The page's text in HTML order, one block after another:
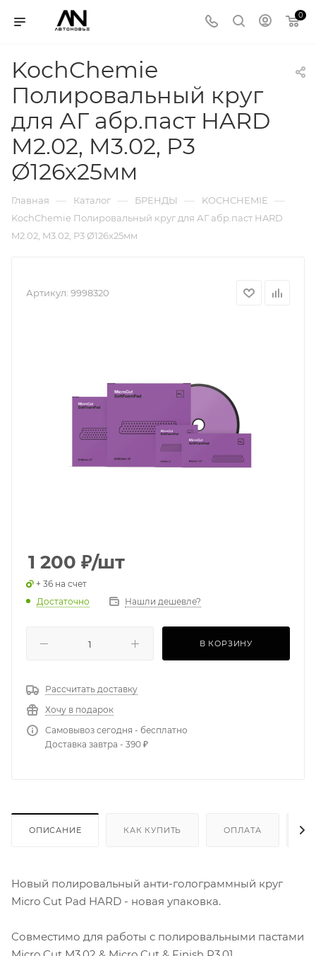
0
KochChemie
Полировальный круг
для АГ абр.паст HARD
M2.02, M3.02, P3
Ø126х25мм
Главная — Каталог — БРЕНДЫ — KOCHCHEMIE —
KochChemie Полировальный круг для АГ абр.паст HARD
M2.02, M3.02, P3 Ø126х25мм
Артикул: 9998320
1 200 ₽/шт
+ 36 на счет
Достаточно
Нашли дешевле?
В КОРЗИНУ
Рассчитать доставку
Хочу в подарок
Самовывоз сегодня - бесплатно
Доставка завтра - 390 ₽
ОПИСАНИЕ КАК КУПИТЬ ОПЛАТА
Новый полировальный анти-голограммный круг
Micro Cut Pad HARD - новая упаковка.
Совместимо для работы с полировальными пастами